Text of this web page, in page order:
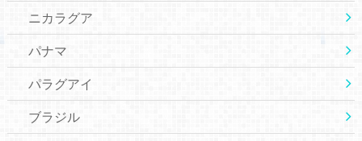
ニカラグア
パナマ
パラグアイ
ブラジル